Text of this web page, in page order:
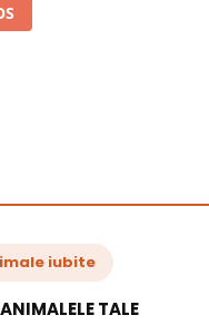
iubite
TALE